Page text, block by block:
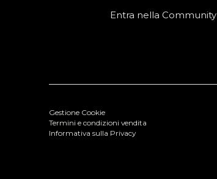
Entra nella Community
Gestione Cookie
Termini e condizioni vendita
Informativa sulla Privacy